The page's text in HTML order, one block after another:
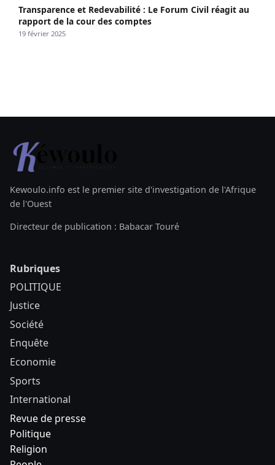
Transparence et Redevabilité : Le Forum Civil réagit au
rapport de la cour des comptes
19 février 2025
Kewoulo.info est le premier site d'investigation de l'Afrique
de l'Ouest
Directeur de publication : Babacar Touré
Rubriques
POLITIQUE
Justice
Société
Enquête
Economie
Sports
International
Revue de presse
Politique
Religion